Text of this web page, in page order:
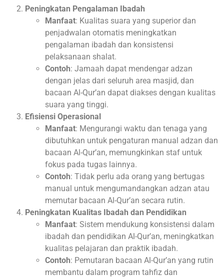
Peningkatan Pengalaman Ibadah
Manfaat: Kualitas suara yang superior dan
penjadwalan otomatis meningkatkan
pengalaman ibadah dan konsistensi
pelaksanaan shalat.
Contoh: Jamaah dapat mendengar adzan
dengan jelas dari seluruh area masjid, dan
bacaan Al-Qur’an dapat diakses dengan kualitas
suara yang tinggi.
Efisiensi Operasional
Manfaat: Mengurangi waktu dan tenaga yang
dibutuhkan untuk pengaturan manual adzan dan
bacaan Al-Qur’an, memungkinkan staf untuk
fokus pada tugas lainnya.
Contoh: Tidak perlu ada orang yang bertugas
manual untuk mengumandangkan adzan atau
memutar bacaan Al-Qur’an secara rutin.
Peningkatan Kualitas Ibadah dan Pendidikan
Manfaat: Sistem mendukung konsistensi dalam
ibadah dan pendidikan Al-Qur’an, meningkatkan
kualitas pelajaran dan praktik ibadah.
Contoh: Pemutaran bacaan Al-Qur’an yang rutin
membantu dalam program tahfiz dan